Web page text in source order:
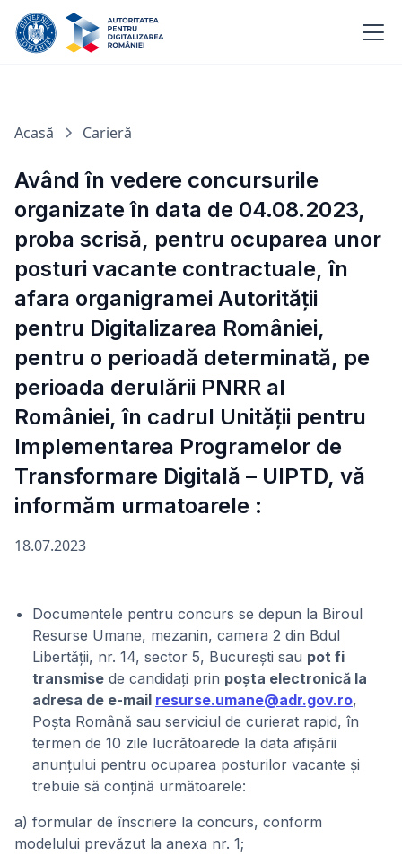
Acasă Carieră
Având în vedere concursurile
organizate în data de 04.08.2023,
proba scrisă, pentru ocuparea unor
posturi vacante contractuale, în
afara organigramei Autorității
pentru Digitalizarea României,
pentru o perioadă determinată, pe
perioada derulării PNRR al
României, în cadrul Unității pentru
Implementarea Programelor de
Transformare Digitală – UIPTD, vă
informăm urmatoarele :
18.07.2023
Documentele pentru concurs se depun la Biroul
Resurse Umane, mezanin, camera 2 din Bdul
Libertății, nr. 14, sector 5, București sau pot fi
transmise de candidați prin poșta electronică la
adresa de e-mail resurse.umane@adr.gov.ro,
Poșta Română sau serviciul de curierat rapid, în
termen de 10 zile lucrătoarede la data afișării
anunțului pentru ocuparea posturilor vacante și
trebuie să conțină următoarele:
a) formular de înscriere la concurs, conform
modelului prevăzut la anexa nr. 1;